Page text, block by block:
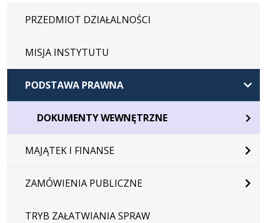
PRZEDMIOT DZIAŁALNOŚCI
MISJA INSTYTUTU
PODSTAWA PRAWNA
DOKUMENTY WEWNĘTRZNE
MAJĄTEK I FINANSE
ZAMÓWIENIA PUBLICZNE
TRYB ZAŁATWIANIA SPRAW